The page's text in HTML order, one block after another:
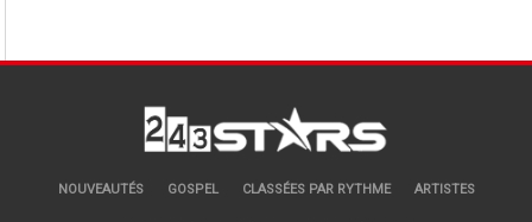
NOUVEAUTÉS GOSPEL CLASSÉES PAR RYTHME ARTISTES